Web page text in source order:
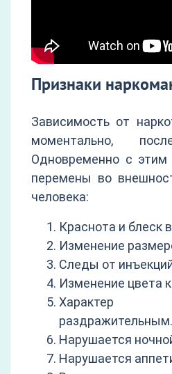
Признаки
Зависимость от
моментально,
Одновременно с этим
перемены во
человека:
Краснота и блеск
Изменение
Следы от
Изменение цвета
Характер
раздражительным.
Нарушается
Нарушается